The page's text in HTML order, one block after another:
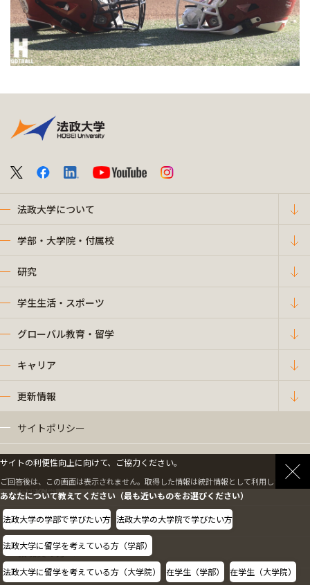
法政大学について
学部・大学院・付属校
研究
学生生活・スポーツ
グローバル教育・留学
キャリア
更新情報
サイトポリシー
プライバシーポリシー
情報公開
採用情報
教職員の方へ
サイトの利便性向上に向けて、ご協力ください。
ご回答後は、この画面は表示されません。取得した情報は統計情報として利用します。
あなたについて教えてください（最も近いものをお選びください）
法政大学の学部で学びたい方 法政大学の大学院で学びたい方
法政大学に留学を考えている方（学部）
法政大学に留学を考えている方（大学院） 在学生（学部） 在学生（大学院）